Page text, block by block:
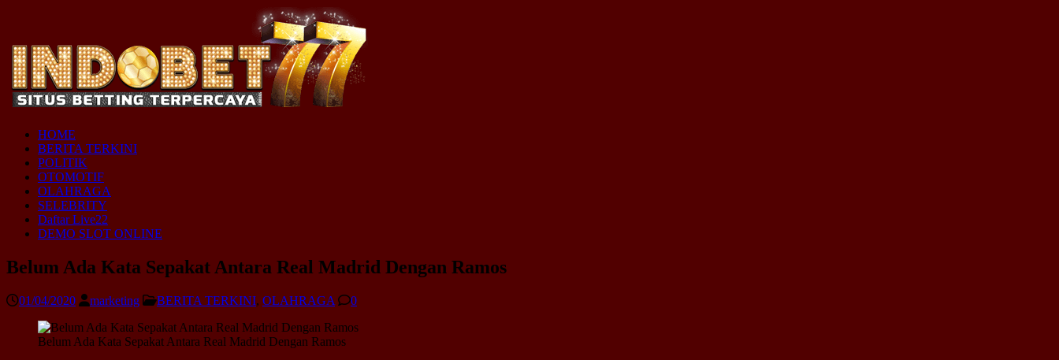
HOME
BERITA TERKINI
POLITIK
OTOMOTIF
OLAHRAGA
SELEBRITY
Daftar Live22
DEMO SLOT ONLINE
Belum Ada Kata Sepakat Antara Real Madrid Dengan Ramos
01/04/2020 marketing BERITA TERKINI, OLAHRAGA 0
Belum Ada Kata Sepakat Antara Real Madrid Dengan Ramos